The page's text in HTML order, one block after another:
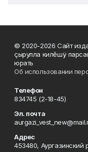
© 2020-2026 Сайт
çырулла килĕшÿ
юрать
Об использовании
Телефон
834745 (2-18-45)
Эл. почта
Адрес
453480, Аургазинский